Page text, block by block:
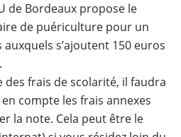
de Bordeaux propose le
de puériculture pour un
s’ajoutent 150 euros
des frais de scolarité, il faudra
compte les frais annexes
la note. Cela peut être le